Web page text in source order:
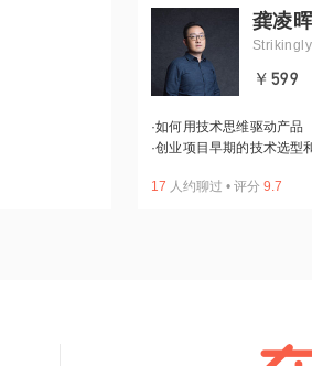
龚凌晖
￥599
·如何用技术思维驱动产品
·创业项目早期的技术选型
17 人约聊过 • 评分 9.7